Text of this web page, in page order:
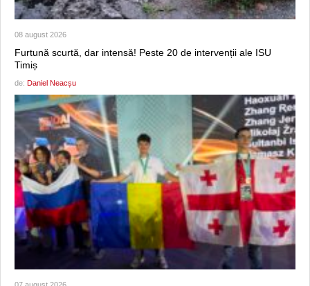
08 august 2026
Furtună scurtă, dar intensă! Peste 20 de intervenții ale ISU
Timiș
de: Daniel Neacșu